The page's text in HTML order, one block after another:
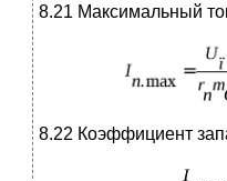
8.21 Максимальный
8.22 Коэффициент